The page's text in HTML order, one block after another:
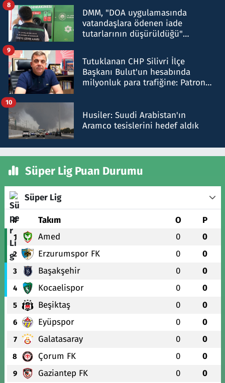
DMM, "DOA uygulamasında
vatandaşlara ödenen iade
tutarlarının düşürüldüğü"
8
Tutuklanan CHP Silivri İlçe
Başkanı Bulut'un hesabında
milyonluk para trafiğine: Patron
9
Husiler: Suudi Arabistan'ın
Aramco tesislerini hedef aldık
10
Süper Lig Puan Durumu
Süper Lig
# Takım O P
1 Amed 0 0
2 Erzurumspor FK 0 0
3 Başakşehir 0 0
4 Kocaelispor 0 0
5 Beşiktaş 0 0
6 Eyüpspor 0 0
7 Galatasaray 0 0
8 Çorum FK 0 0
9 Gaziantep FK 0 0